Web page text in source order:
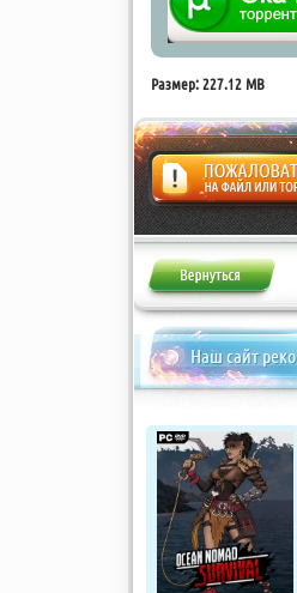
Размер: 227.12 MB
Жалоба
Наш сайт